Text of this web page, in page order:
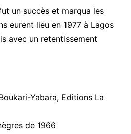
un succès et marqua les
eurent lieu en 1977 à Lagos
avec un retentissement
Yabara, Editions La
de 1966